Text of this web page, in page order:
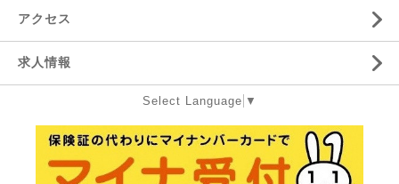
アクセス
求人情報
Select Language ▼